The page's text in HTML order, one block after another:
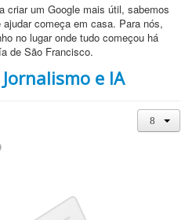
criar um Google mais útil, sabemos
começa em casa. Para nós,
no lugar onde tudo começou há
de São Francisco.
e IA